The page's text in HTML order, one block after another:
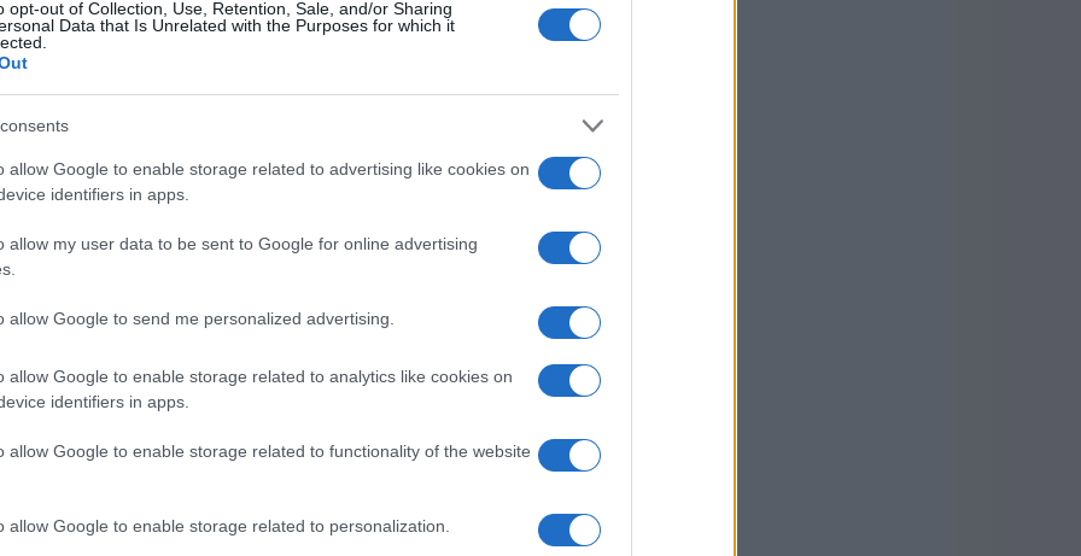
opt-out of Collection, Use, Retention, Sale, and/or Sharing
Data that Is Unrelated with the Purposes for which it
allow Google to enable storage related to advertising like cookies on
identifiers in apps.
allow my user data to be sent to Google for online advertising
allow Google to send me personalized advertising.
allow Google to enable storage related to analytics like cookies on
identifiers in apps.
allow Google to enable storage related to functionality of the website
allow Google to enable storage related to personalization.
finzione possano confondersi, scatenando